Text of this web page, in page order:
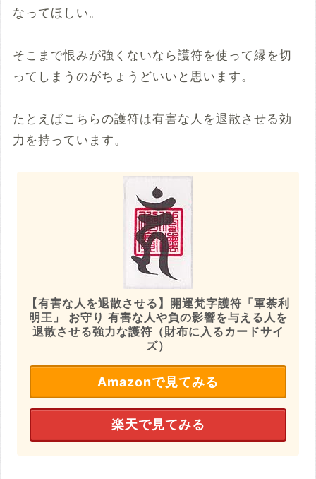
なってほしい。
そこまで恨みが強くないなら護符を使って縁を切
ってしまうのがちょうどいいと思います。
たとえばこちらの護符は有害な人を退散させる効
力を持っています。
【有害な人を退散させる】開運梵字護符「軍荼利
明王」 お守り 有害な人や負の影響を与える人を
退散させる強力な護符（財布に入るカードサイ
ズ）
Amazonで見てみる
楽天で見てみる